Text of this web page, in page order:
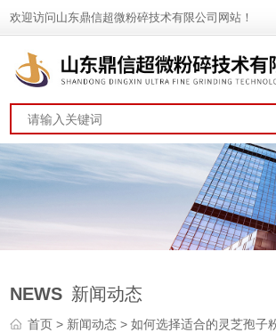
欢迎访问山东鼎信超微粉碎技术有限公司网站！
NEWS 新闻动态
首页 > 新闻动态 > 如何选择适合的灵芝孢子粉破壁机型